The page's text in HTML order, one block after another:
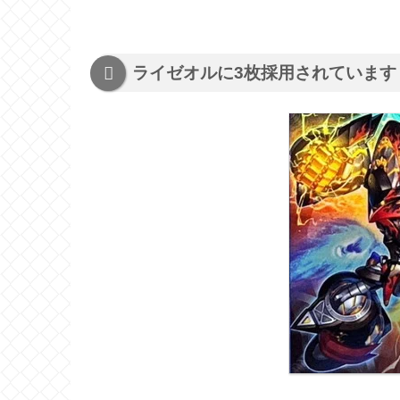
ライゼオルに3枚採用されています